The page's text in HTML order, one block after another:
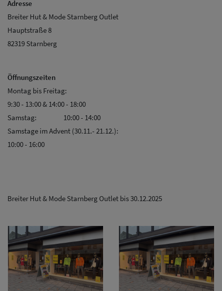
Herren Caps
Herren
Baseball Cpas
Adresse
Breiter Hut & Mode Starnberg Outlet
Hauptstraße 8
82319 Starnberg
Öffnungszeiten
Montag bis Freitag:
9:30 - 13:00 & 14:00 - 18:00
Samstag: 10:00 - 14:00
Samstage im Advent (30.11.- 21.12.):
10:00 - 16:00
Breiter Hut & Mode Starnberg Outlet bis 30.12.2025